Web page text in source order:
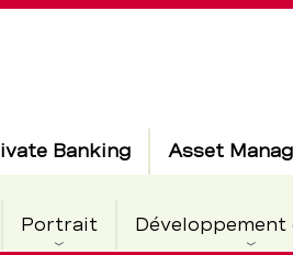
Banking Asset
Portrait